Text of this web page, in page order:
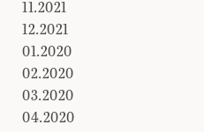
11.2021
12.2021
01.2020
02.2020
03.2020
04.2020